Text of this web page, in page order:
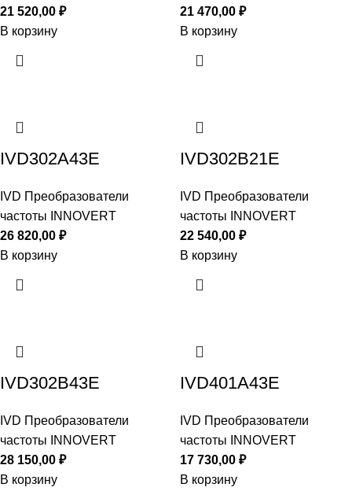
21 520,00 ₽
В корзину
21 470,00 ₽
В корзину
IVD302A43E
IVD Преобразователи
частоты INNOVERT
26 820,00 ₽
В корзину
IVD302B21E
IVD Преобразователи
частоты INNOVERT
22 540,00 ₽
В корзину
IVD302B43E
IVD Преобразователи
частоты INNOVERT
28 150,00 ₽
В корзину
IVD401A43E
IVD Преобразователи
частоты INNOVERT
17 730,00 ₽
В корзину